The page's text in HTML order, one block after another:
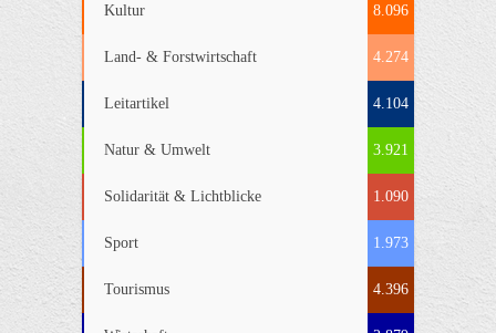
Kultur 8.096
Land- & Forstwirtschaft 4.274
Leitartikel 4.104
Natur & Umwelt 3.921
Solidarität & Lichtblicke 1.090
Sport 1.973
Tourismus 4.396